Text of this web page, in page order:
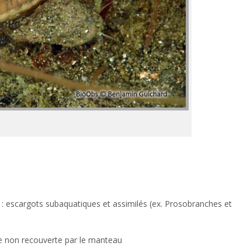
escargots subaquatiques et assimilés (ex. Prosobranches et
non recouverte par le manteau